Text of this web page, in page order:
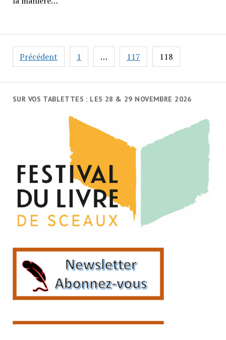
SUR VOS TABLETTES : LES 28 & 29 NOVEMBRE 2026
Navigation
des
Précédent 1 … 117 118